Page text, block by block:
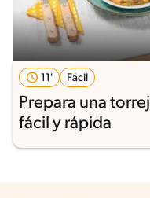
11' Fácil
Prepara una
fácil y rápida